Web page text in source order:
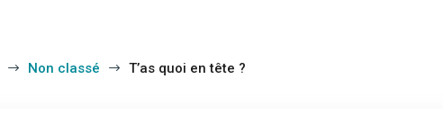
$ Non classé $ T’as quoi en tête ?